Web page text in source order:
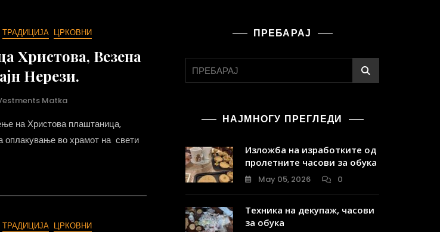
ТРАДИЦИЈА ЦРКОВНИ
Христова, Везена
Нерези.
Matka
на Христова плаштаница,
оплакување во храмот на свети
ТРАДИЦИЈА ЦРКОВНИ
ПРЕБАРАЈ
НАЈМНОГУ ПРЕГЛЕДИ
Изложба на изработките од
пролетните часови за обука
May 05, 2026 0
Техника на декупаж, часови
за обука